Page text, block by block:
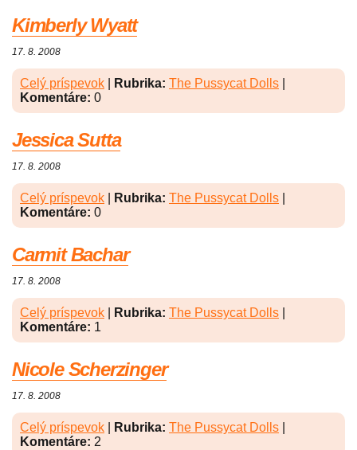
Kimberly Wyatt
17. 8. 2008
Celý príspevok Rubrika: The Pussycat Dolls
Komentáre: 0
Jessica Sutta
17. 8. 2008
Celý príspevok Rubrika: The Pussycat Dolls
Komentáre: 0
Carmit Bachar
17. 8. 2008
Celý príspevok Rubrika: The Pussycat Dolls
Komentáre: 1
Nicole Scherzinger
17. 8. 2008
Celý príspevok Rubrika: The Pussycat Dolls
Komentáre: 2